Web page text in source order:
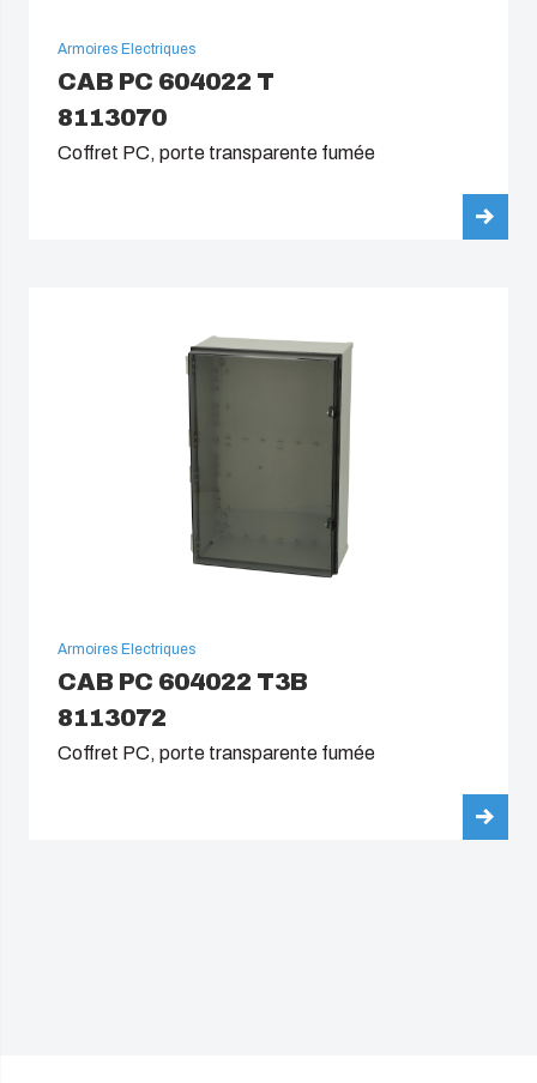
Armoires Electriques
CAB PC 604022 T
8113070
Coffret PC, porte transparente fumée
Armoires Electriques
CAB PC 604022 T3B
8113072
Coffret PC, porte transparente fumée